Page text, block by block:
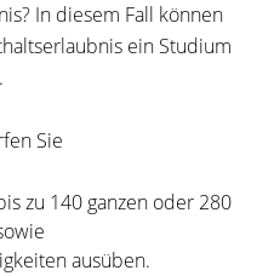
In diesem Fall können
ein Studium
Sie
zu 140 ganzen oder 280
ausüben.